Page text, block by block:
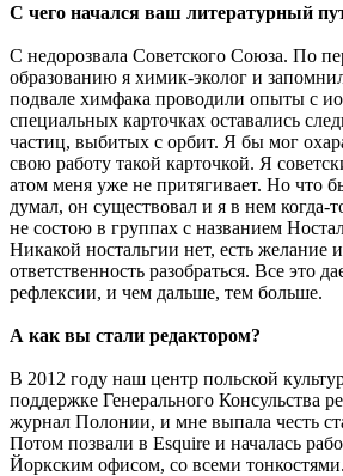
С чего начался ваш литературный
С недорозвала Советского Союза. По
образованию я химик-эколог и
подвале химфака проводили опыты с
специальных карточках оставались
частиц, выбитых с орбит. Я бы мог
свою работу такой карточкой. Я
атом меня уже не притягивает. Но что
думал, он существовал и я в нем когда-
не состою в группах с названием
Никакой ностальгии нет, есть желание
ответственность разобраться. Все это
рефлексии, и чем дальше, тем больше.
А как вы стали редактором?
В 2012 году наш центр польской
поддержке Генерального Консульства
журнал Полонии, и мне выпала честь
Потом позвали в Esquire и началась
Йоркским офисом, со всеми